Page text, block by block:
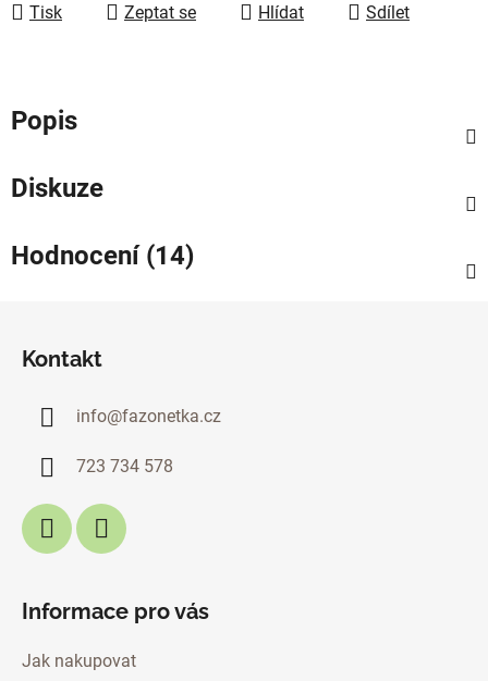
Tisk Zeptat se Hlídat Sdílet
Popis
Diskuze
Hodnocení (14)
Kontakt
info@fazonetka.cz
723 734 578
Informace pro vás
Jak nakupovat